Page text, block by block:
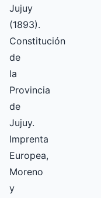
Jujuy
(1893).
Constitución
de
la
Provincia
de
Jujuy.
Imprenta
Europea,
Moreno
y